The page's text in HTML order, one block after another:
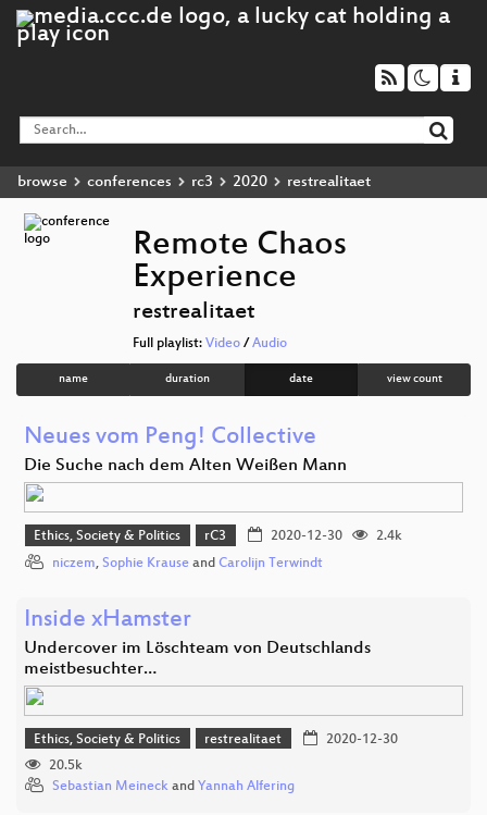
browse conferences rc3 2020 restrealitaet
Remote Chaos
Experience
restrealitaet
Full playlist: Video/ Audio
name duration date view count
Neues vom Peng! Collective
Die Suche nach dem Alten Weißen Mann
Ethics, Society & Politics rC3 2020-12-30
2.4k
niczem, Sophie Krause and Carolijn Terwindt
Inside xHamster
Undercover im Löschteam von Deutschlands
meistbesuchter…
Ethics, Society & Politics restrealitaet
2020-12-30
20.5k
Sebastian Meineck and Yannah Alfering